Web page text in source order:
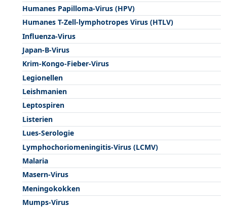
Humanes Papilloma-Virus (HPV)
Humanes T-Zell-lymphotropes Virus (HTLV)
Influenza-Virus
Japan-B-Virus
Krim-Kongo-Fieber-Virus
Legionellen
Leishmanien
Leptospiren
Listerien
Lues-Serologie
Lymphochoriomeningitis-Virus (LCMV)
Malaria
Masern-Virus
Meningokokken
Mumps-Virus